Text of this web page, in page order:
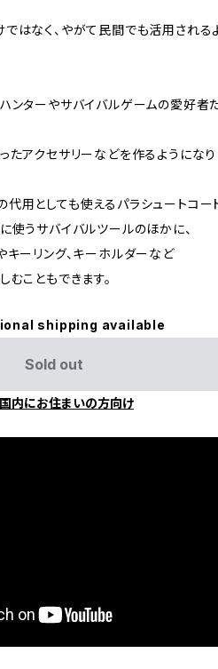
はなく、やがて民間でも活用される
ンターやサバイバルゲームの愛好者
たアクセサリーなどを作るようになり
用としても使えるパラシュートコー
使うサバイバルツールのほかに、
キーリング、キーホルダーなど
むこともできます。
shipping available
Sold out
内にお住まいの方向け